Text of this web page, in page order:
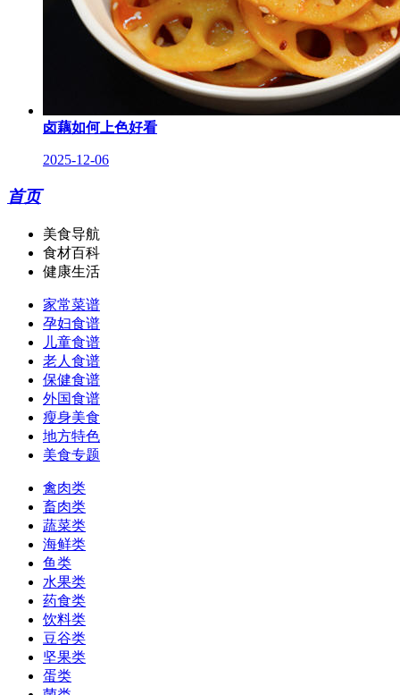
卤藕如何上色好看
2025-12-06
首页
美食导航
食材百科
健康生活
家常菜谱
孕妇食谱
儿童食谱
老人食谱
保健食谱
外国食谱
瘦身美食
地方特色
美食专题
禽肉类
畜肉类
蔬菜类
海鲜类
鱼类
水果类
药食类
饮料类
豆谷类
坚果类
蛋类